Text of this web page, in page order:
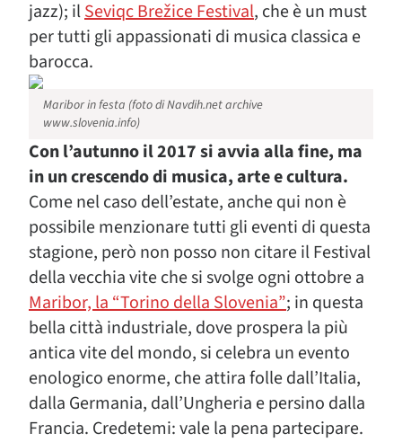
jazz); ilSeviqc Brežice Festival, che è un must
per tutti gli appassionati di musica classica e
barocca.
Maribor in festa (foto di Navdih.net archive
www.slovenia.info)
Con l’autunno il 2017 si avvia alla fine, ma
in un crescendo di musica, arte e cultura.
Come nel caso dell’estate, anche qui non è
possibile menzionare tutti gli eventi di questa
stagione, però non posso non citare il Festival
della vecchia vite che si svolge ogni ottobre a
Maribor, la “Torino della Slovenia”; in questa
bella città industriale, dove prospera la più
antica vite del mondo, si celebra un evento
enologico enorme, che attira folle dall’Italia,
dalla Germania, dall’Ungheria e persino dalla
Francia. Credetemi: vale la pena partecipare.